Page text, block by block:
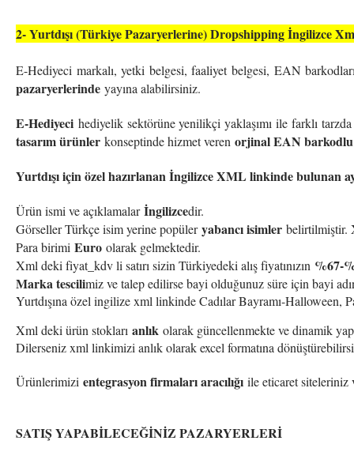
2- Yurtdışı (Türkiye Pazaryerlerine) Dropshipping İngilizce
E-Hediyeci markalı, yetki belgesi, faaliyet belgesi, EAN
pazaryerlerinde yayına alabilirsiniz.
E-Hediyeci hediyelik sektörüne yenilikçi yaklaşımı ile farklı
tasarım ürünler konseptinde hizmet veren orjinal EAN
Yurtdışı için özel hazırlanan İngilizce XML linkinde bulunan
Ürün ismi ve açıklamalarİngilizcedir.
Görseller Türkçe isim yerine popüleryabancı isimler belirtilmiştir.
Para birimi Euro olarak gelmektedir.
Xml deki fiyat_kdv li satırı sizin Türkiyedeki alış fiyatınızın %67-
Marka tescilimiz ve talep edilirse bayi olduğunuz süre için bayi
Yurtdışına özel ingilize xml linkinde Cadılar Bayramı-Halloween,
Xml deki ürün stokları anlık olarak güncellenmekte ve dinamik
Dilerseniz xml linkimizi anlık olarak excel formatına
Ürünlerimizi entegrasyon firmaları aracılığı ile eticaret siteleriniz
SATIŞ YAPABİLECEĞİNİZ PAZARYERLERİ